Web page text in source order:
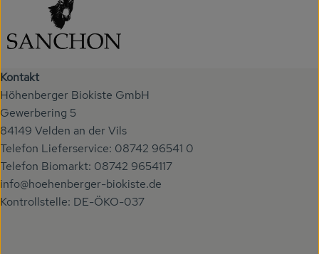
Kontakt
Höhenberger Biokiste GmbH
Gewerbering 5
84149 Velden an der Vils
Telefon Lieferservice: 08742 96541 0
Telefon Biomarkt: 08742 9654117
info@hoehenberger-biokiste.de
Kontrollstelle: DE-ÖKO-037